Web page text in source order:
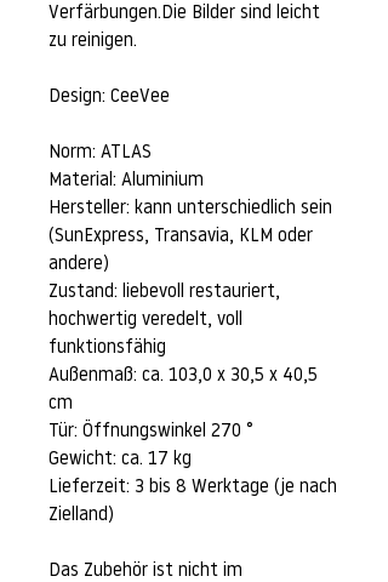
Verfärbungen.Die Bilder sind leicht
zu reinigen.
Design: CeeVee
Norm: ATLAS
Material: Aluminium
Hersteller: kann unterschiedlich sein
(SunExpress, Transavia, KLM oder
andere)
Zustand: liebevoll restauriert,
hochwertig veredelt, voll
funktionsfähig
Außenmaß: ca. 103,0 x 30,5 x 40,5
cm
Tür: Öffnungswinkel 270 °
Gewicht: ca. 17 kg
Lieferzeit: 3 bis 8 Werktage (je nach
Zielland)
Das Zubehör ist nicht im